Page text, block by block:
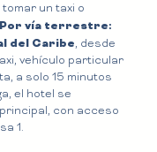
un taxi o
Por vía terrestre:
del Caribe, desde
vehículo particular
a solo 15 minutos
el hotel se
con acceso
1.